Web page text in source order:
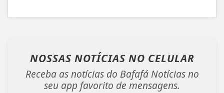
NOSSAS NOTÍCIAS NO CELULAR
Receba as notícias do Bafafá Notícias no
seu app favorito de mensagens.